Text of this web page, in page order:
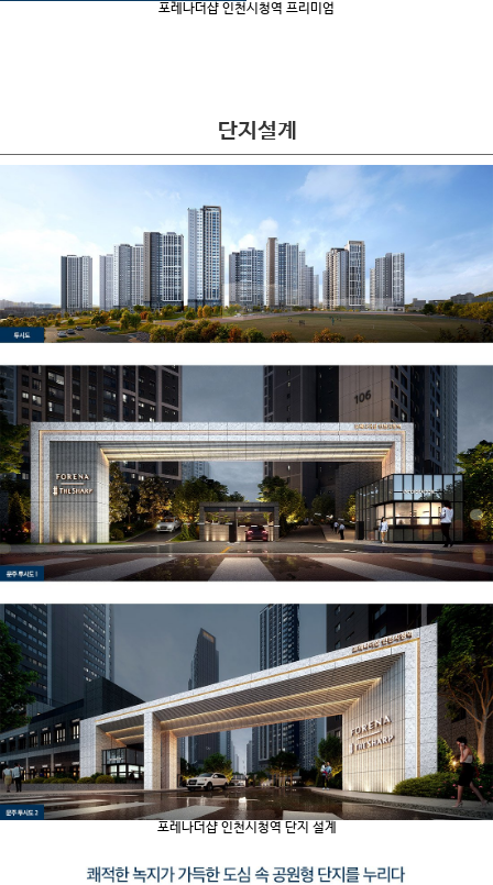
포레나더샵 인천시청역 프리미엄
단지설계
포레나더샵 인천시청역 단지 설계